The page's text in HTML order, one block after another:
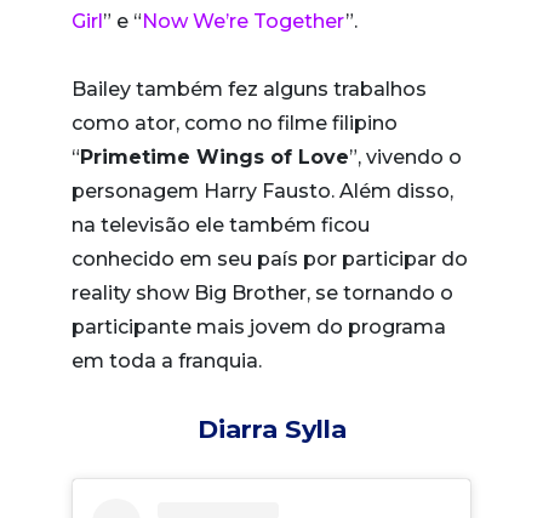
Girl” e “Now We’re Together”.
Bailey também fez alguns trabalhos
como ator, como no filme filipino
“Primetime Wings of Love”, vivendo o
personagem Harry Fausto. Além disso,
na televisão ele também ficou
conhecido em seu país por participar do
reality show Big Brother, se tornando o
participante mais jovem do programa
em toda a franquia.
Diarra Sylla